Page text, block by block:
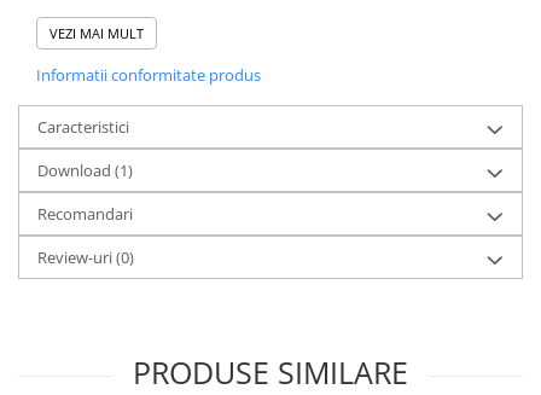
Tip Electrolit: acid sulfuric
Tip Electrozi / Alloy: Electrozi plati / Lead-Calcium-Tin Alloy
Temperatura de functionare: de la -20 la +50oC
Timp de depozitare la 20oC: 9 Luni
Dimensiuni L x W x H ( Lungime x latime x inaltime cu tot cu
borne) = 350x167x179 mm
VEZI MAI MULT
Informatii conformitate produs
Caracteristici
Download (1)
Recomandari
Review-uri(0)
PRODUSE SIMILARE